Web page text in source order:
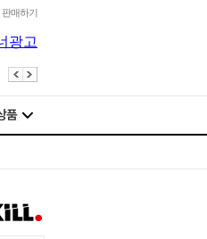
판매하기